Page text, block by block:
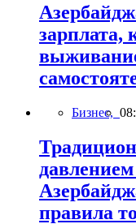
зарплата,
Бизнес,
правила